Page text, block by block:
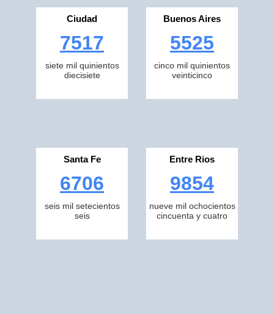
Ciudad
7517
siete mil quinientos
diecisiete
Buenos Aires
5525
cinco mil quinientos
veinticinco
Santa Fe
6706
seis mil setecientos
seis
Entre Rios
9854
nueve mil ochocientos
cincuenta y cuatro